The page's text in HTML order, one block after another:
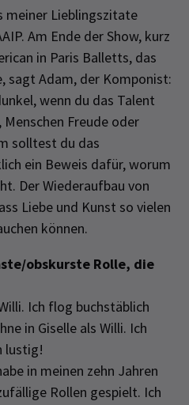
meiner Lieblingszitate
Am Ende der Show, kurz
in Paris Balletts, das
sagt Adam, der Komponist:
wenn du das Talent
Freude oder
solltest du das
ein Beweis dafür, worum
Der Wiederaufbau von
Liebe und Kunst so vielen
können.
obskurste Rolle, die
Ich flog buchstäblich
in Giselle als Willi. Ich
lustig!
in meinen zehn Jahren
Rollen gespielt. Ich